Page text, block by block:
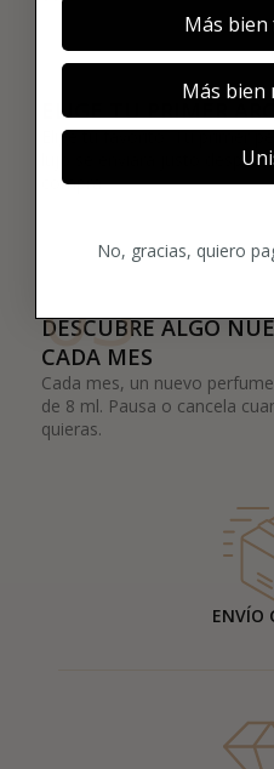
02
ELIGE TU PRIMER
Elige tu favorito. Tu primer
lujo se enviará justo después
compra.
03
DESCUBRE ALGO
CADA MES
Cada mes, un nuevo
de 8 ml. Pausa o cancela
quieras.
ENVÍO
Más
Más bien
No, gracias, quiero